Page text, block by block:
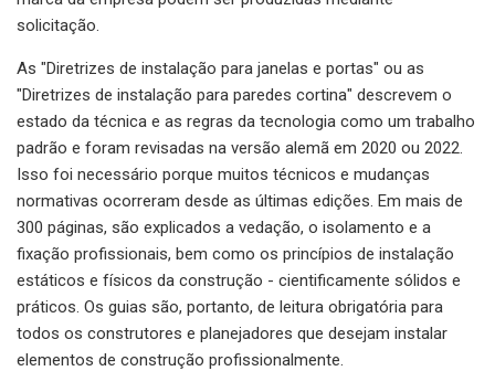
solicitação.
As "Diretrizes de instalação para janelas e portas" ou as
"Diretrizes de instalação para paredes cortina" descrevem o
estado da técnica e as regras da tecnologia como um trabalho
padrão e foram revisadas na versão alemã em 2020 ou 2022.
Isso foi necessário porque muitos técnicos e mudanças
normativas ocorreram desde as últimas edições. Em mais de
300 páginas, são explicados a vedação, o isolamento e a
fixação profissionais, bem como os princípios de instalação
estáticos e físicos da construção - cientificamente sólidos e
práticos. Os guias são, portanto, de leitura obrigatória para
todos os construtores e planejadores que desejam instalar
elementos de construção profissionalmente.